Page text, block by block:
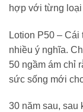
hợp với từng
Lotion P50 –
nhiều ý nghĩa.
50 ngầm ám chỉ
sức sống mới
30 năm sau, sau